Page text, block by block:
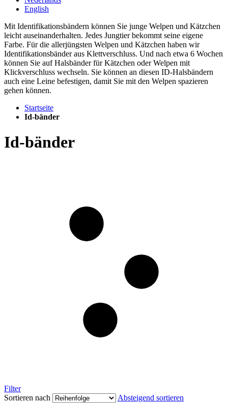
English
Mit Identifikationsbändern können Sie junge Welpen und Kätzchen
leicht auseinanderhalten. Jedes Jungtier bekommt seine eigene
Farbe. Für die allerjüngsten Welpen und Kätzchen haben wir
Identifikationsbänder aus Klettverschluss. Und nach etwa 6 Wochen
können Sie auf Halsbänder für Kätzchen oder Welpen mit
Klickverschluss wechseln. Sie können an diesen ID-Halsbändern
auch eine Leine befestigen, damit Sie mit den Welpen spazieren
gehen können.
Startseite
Id-bänder
Id-bänder
Filter
Sortieren nach
Absteigend sortieren